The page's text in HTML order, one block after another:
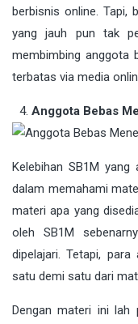
berbisnis online. Tapi,
yang jauh pun tak
membimbing anggota
terbatas via media
Anggota Bebas
Kelebihan SB1M
dalam memahami
materi apa yang
oleh SB1M
dipelajari. Tetapi,
satu demi satu dari
Dengan materi ini lah